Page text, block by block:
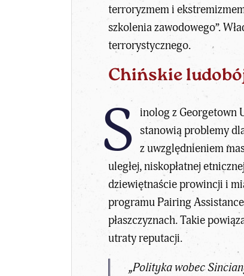
terroryzmem i
szkolenia zawodowego”.
terrorystycznego.
Chińskie
S inolog z Georgetown
stanowią problemy
z uwzględnieniem
uległej, niskopłatnej
dziewiętnaście prowincji i
programu Pairing
płaszczyznach. Takie
utraty reputacji.
„Polityka wobec